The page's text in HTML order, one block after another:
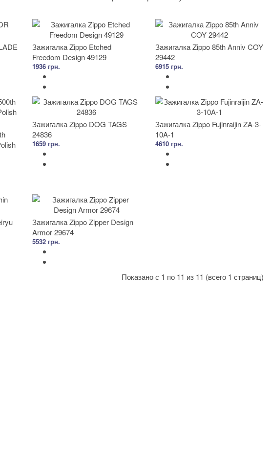
Зажигалка Zippo Etched
Freedom Design 49129
1936 грн.
Зажигалка Zippo 85th Anniv COY
29442
6915 грн.
Зажигалка Zippo DOG TAGS
24836
1659 грн.
Зажигалка Zippo Fujinraijin ZA-3-
10A-1
4610 грн.
Зажигалка Zippo Zipper Design
Armor 29674
5532 грн.
Показано с 1 по 11 из 11 (всего 1 страниц)